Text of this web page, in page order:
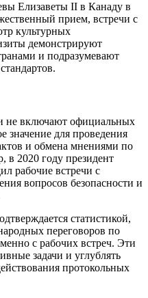
Елизаветы II в Канаду в
прием, встречи с
культурных
демонстрируют
и подразумевают
не включают официальных
значение для проведения
и обмена мнениями по
в 2020 году президент
рабочие встречи с
вопросов безопасности и
статистикой,
переговоров по
с рабочих встреч. Эти
задачи и углублять
протокольных